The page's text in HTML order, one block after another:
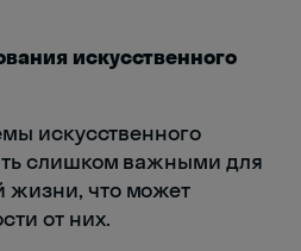
искусственного
искусственного
слишком важными для
жизни, что может
от них.